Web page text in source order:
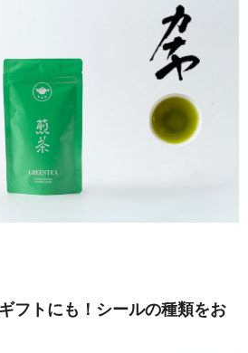
フトにも！シールの種類をお